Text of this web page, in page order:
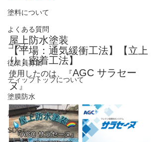
塗料について
よくある質問
コラム
従業員募集
ティップトップについて
塗膜防水
屋根塗装
SDGs
屋上防水塗装
【平場：通気緩衝工法】
【立上
り：密着工法】
使用したのは、『AGC サラセー
ヌ 』